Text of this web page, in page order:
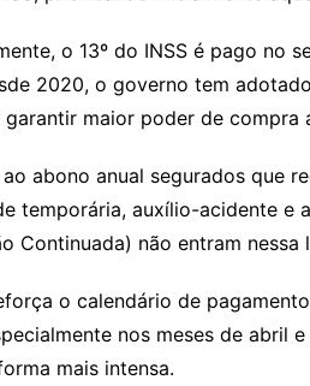
o 13º do INSS é pago no
2020, o governo tem
garantir maior poder de compra
abono anual segurados que
temporária, auxílio-acidente e
Continuada) não entram nessa
o calendário de
nos meses de abril
mais intensa.